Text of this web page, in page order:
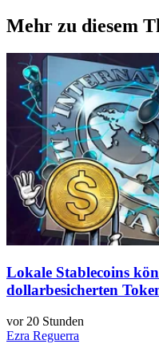
Mehr zu diesem
Lokale Stablecoins
dollarbesicherten
vor 20 Stunden
Ezra Reguerra